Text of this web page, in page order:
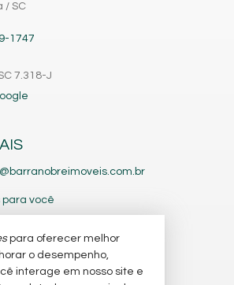
/ SC
1747
7.318-J
para você
financeiros
para oferecer melhor
o desempenho,
interage em nosso site e